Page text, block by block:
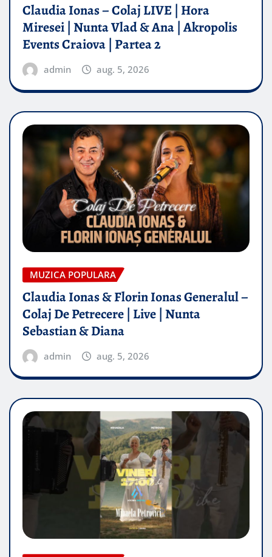
Claudia Ionas – Colaj LIVE | Hora
Miresei | Nunta Vlad & Ana | Akropolis
Events Craiova | Partea 2
admin aug. 5, 2026
MUZICA POPULARA
Claudia Ionas & Florin Ionas Generalul –
Colaj De Petrecere | Live | Nunta
Sebastian & Diana
admin aug. 5, 2026